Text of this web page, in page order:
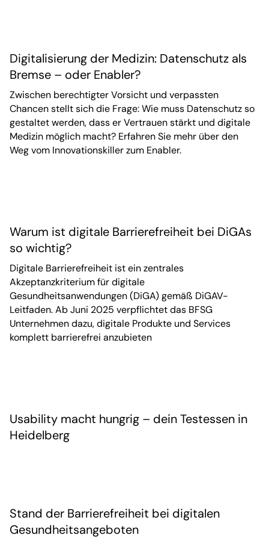
Digitalisierung der Medizin: Datenschutz als
Bremse – oder Enabler?
Zwischen berechtigter Vorsicht und verpassten
Chancen stellt sich die Frage: Wie muss Datenschutz so
gestaltet werden, dass er Vertrauen stärkt und digitale
Medizin möglich macht? Erfahren Sie mehr über den
Weg vom Innovationskiller zum Enabler.
Warum ist digitale Barrierefreiheit bei DiGAs
so wichtig?
Digitale Barrierefreiheit ist ein zentrales
Akzeptanzkriterium für digitale
Gesundheitsanwendungen (DiGA) gemäß DiGAV-
Leitfaden. Ab Juni 2025 verpflichtet das BFSG
Unternehmen dazu, digitale Produkte und Services
komplett barrierefrei anzubieten
Usability macht hungrig – dein Testessen in
Heidelberg
Stand der Barrierefreiheit bei digitalen
Gesundheitsangeboten